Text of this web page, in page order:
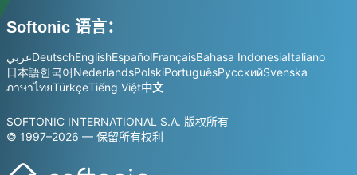
Softonic 语言：
عربيDeutschEnglishEspañolFrançaisBahasa IndonesiaItaliano
日本語한국어NederlandsPolskiPortuguêsРусскийSvenska
ภาษาไทยTürkçeTiếng Việt中文
SOFTONIC INTERNATIONAL S.A. 版权所有
© 1997–2026 — 保留所有权利